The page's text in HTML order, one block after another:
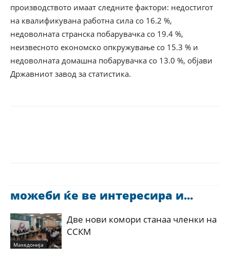
производството имаат следните фактори: недостигот
на квалификувана работна сила со 16.2 %,
недоволната странска побарувачка со 19.4 %,
неизвесното економско опкружување со 15.3 % и
недоволната домашна побарувачка со 13.0 %, објави
Државниот завод за статистика.
можеби ќе ве интересира и...
Македонија
Две нови комори станаа членки на
ССКМ